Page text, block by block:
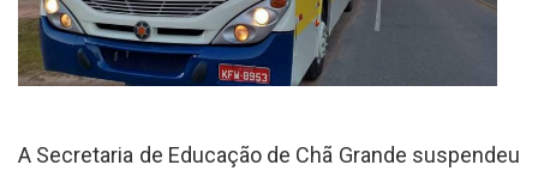
A Secretaria de Educação de Chã Grande suspendeu